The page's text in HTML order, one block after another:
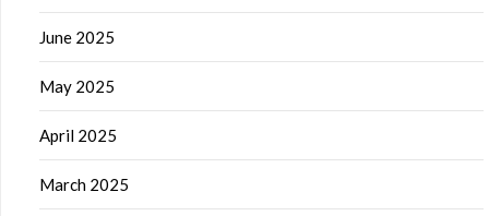
June 2025
May 2025
April 2025
March 2025